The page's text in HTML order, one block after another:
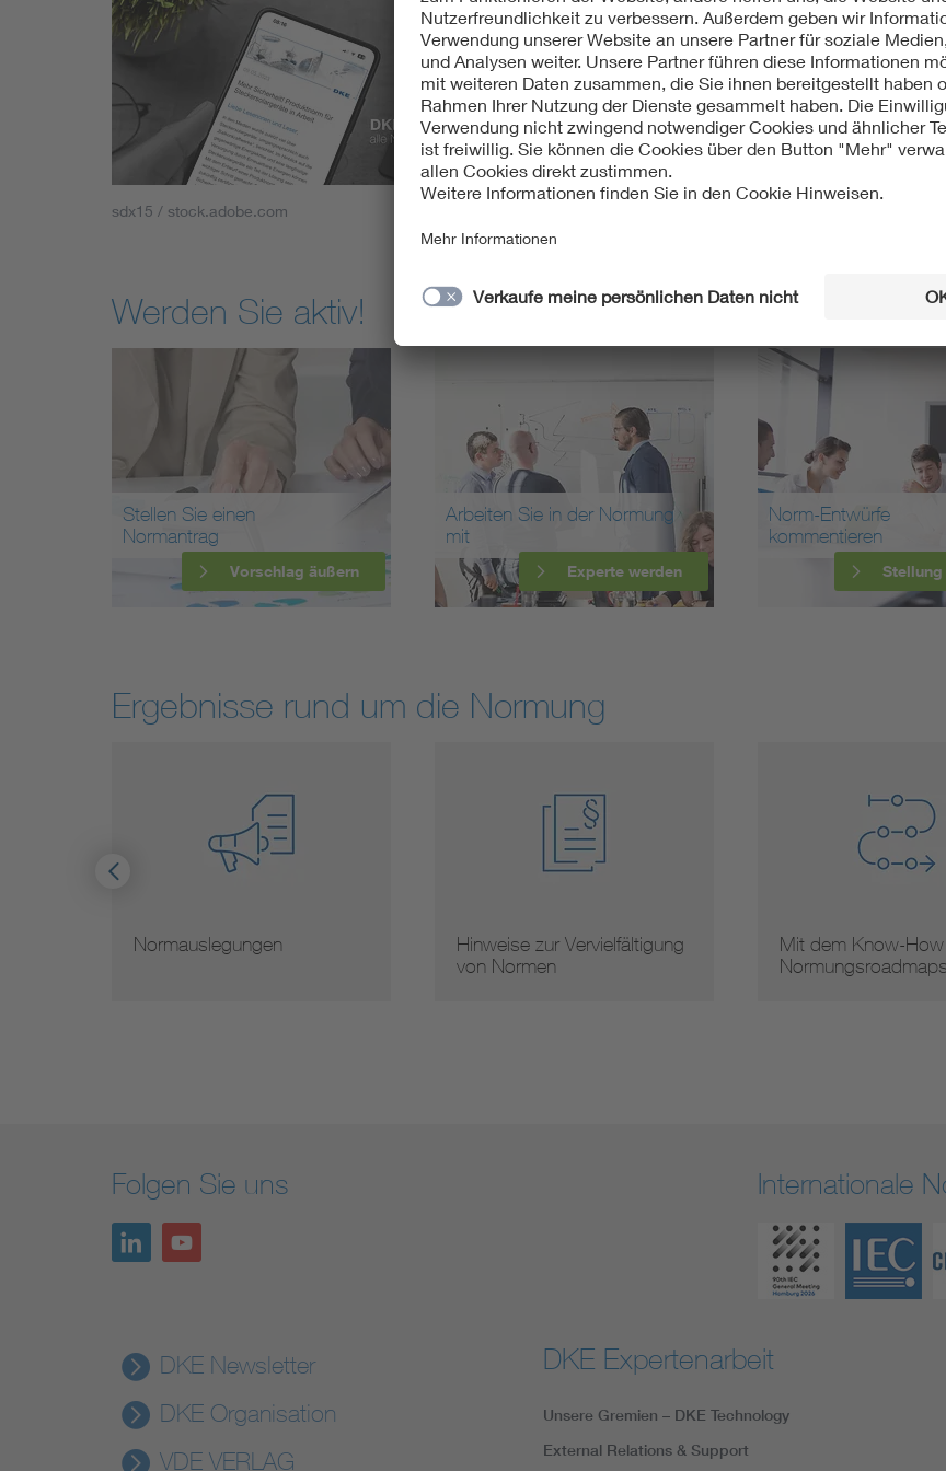
sdx15 / stock.adobe.com
fassen wir die wichtigsten Entwicklungen in der
berichten wir über aktuelle Arbeitsergebnisse,
informieren wir Sie bereits frühzeitig über
Werden Sie aktiv!
Stellen Sie einen
Normantrag
Vorschlag äußern
Arbeiten Sie in der Normung
mit
Experte werden
Norm-Entwürfe
kommentieren
Stellung
Ergebnisse rund um die Normung
Normauslegungen
Hinweise zur Vervielfältigung
von Normen
Mit dem Know-
Folgen Sie uns Internationale
DKE Newsletter
DKE Organisation
VDE VERLAG
DKE Expertenarbeit
Unsere Gremien – DKE Technology
External Relations & Support